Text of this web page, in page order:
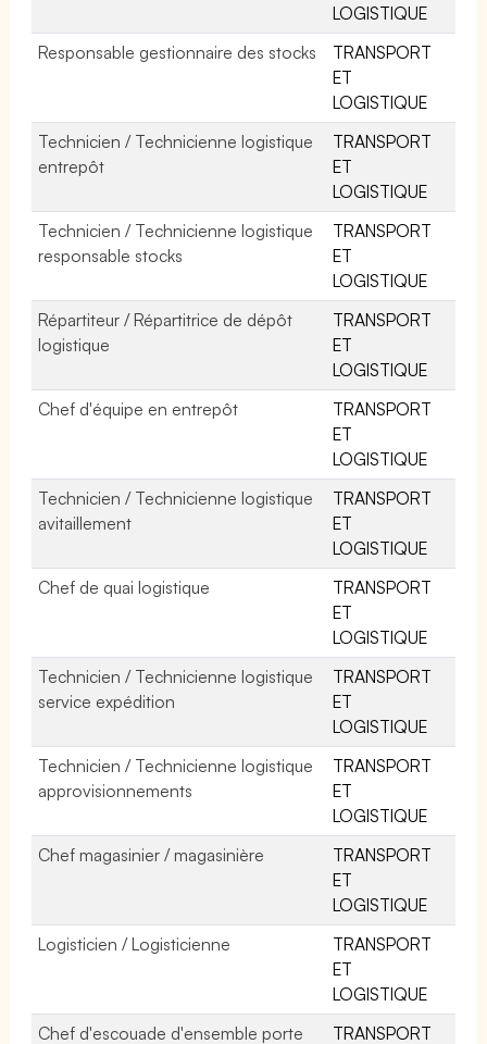
LOGISTIQUE
Responsable gestionnaire des stocks
TRANSPORT
ET
LOGISTIQUE
Technicien / Technicienne logistique
entrepôt
TRANSPORT
ET
LOGISTIQUE
Technicien / Technicienne logistique
responsable stocks
TRANSPORT
ET
LOGISTIQUE
Répartiteur / Répartitrice de dépôt
logistique
TRANSPORT
ET
LOGISTIQUE
Chef d'équipe en entrepôt
TRANSPORT
ET
LOGISTIQUE
Technicien / Technicienne logistique
avitaillement
TRANSPORT
ET
LOGISTIQUE
Chef de quai logistique
TRANSPORT
ET
LOGISTIQUE
Technicien / Technicienne logistique
service expédition
TRANSPORT
ET
LOGISTIQUE
Technicien / Technicienne logistique
approvisionnements
TRANSPORT
ET
LOGISTIQUE
Chef magasinier / magasinière
TRANSPORT
ET
LOGISTIQUE
Logisticien / Logisticienne
TRANSPORT
ET
LOGISTIQUE
Chef d'escouade d'ensemble porte
TRANSPORT